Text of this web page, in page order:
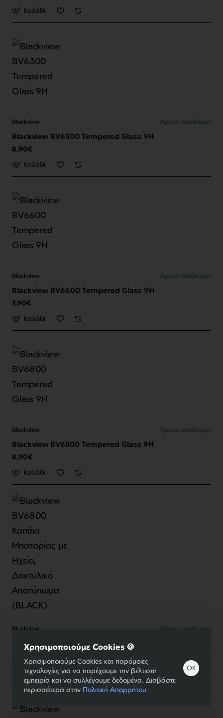
Χρησιμοποιούμε Cookies 🍪
Χρησιμοποιούμε Cookies και παρόμοιες
τεχνολογίες για να παρέχουμε την βέλτιστη
εμπειρία και να συλλέγουμε δεδομένα. Διαβάστε
περισσότερα στην Πολιτική Απορρήτου
OK
Καλάθι
Blackview Άμεσα Διαθέσιμο
Blackview BV6300 Tempered Glass 9H
8,90€
Καλάθι
Blackview Άμεσα Διαθέσιμο
Blackview BV6600 Tempered Glass 9H
7,90€
Καλάθι
Blackview Άμεσα Διαθέσιμο
Blackview BV6800 Tempered Glass 9H
8,90€
Καλάθι
Blackview Άμεσα Διαθέσιμο
Blackview BV6800 Καπάκι Μπαταρίας με Ηχείο,
Δακτυλικό Αποτύπωμα (BLACK)
30,00€
Καλάθι
Φίλτρα Προϊόντων